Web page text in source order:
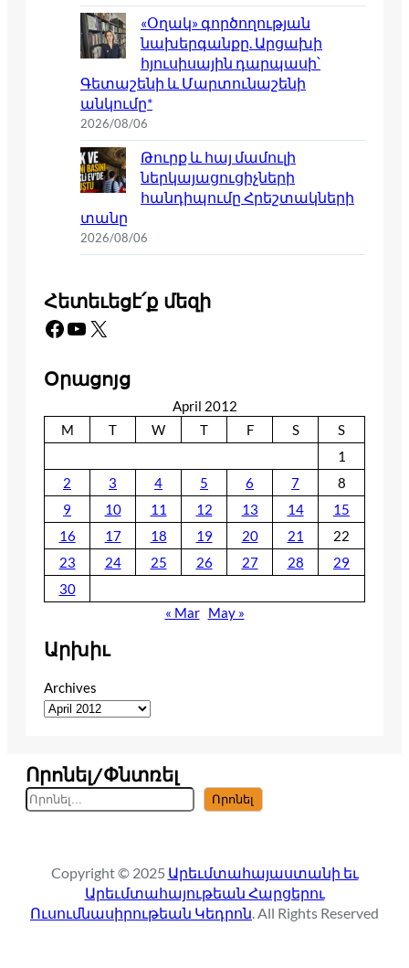
«Օղակ» գործողության
նախերգանքը. Արցախի
հյուսիսային դարպասի՝
Գետաշենի և Մարտունաշենի
անկումը*
2026/08/06
Թուրք և հայ մամուլի
ներկայացուցիչների
հանդիպումը Հրեշտակների
տանը
2026/08/06
Հետեւեցէ՛ք մեզի
Facebook YouTube X
Օրացոյց
April 2012
M
T W T F S
S
1
2
3 4 5 6 7
8
9
10 11 12 13 14
15
16
17 18 19 20 21
22
23
24 25 26 27 28
29
30
« Mar May »
Արխիւ
Archives
Որոնել/Փնտռել
S
e
c
h
Որոնել
Copyright © 2025 Արեւմտահայաստանի եւ
Արեւմտահայութեան Հարցերու
Ուսումնասիրութեան Կեդրոն. All Rights Reserved